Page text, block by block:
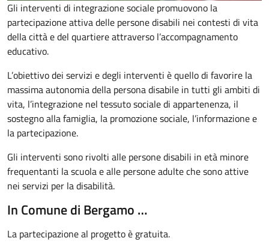
Gli interventi di integrazione sociale promuovono la
partecipazione attiva delle persone disabili nei contesti di vita
della città e del quartiere attraverso l’accompagnamento
educativo.
L’obiettivo dei servizi e degli interventi è quello di favorire la
massima autonomia della persona disabile in tutti gli ambiti di
vita, l’integrazione nel tessuto sociale di appartenenza, il
sostegno alla famiglia, la promozione sociale, l’informazione e
la partecipazione.
Gli interventi sono rivolti alle persone disabili in età minore
frequentanti la scuola e alle persone adulte che sono attive
nei servizi per la disabilità.
In Comune di Bergamo …
La partecipazione al progetto è gratuita.